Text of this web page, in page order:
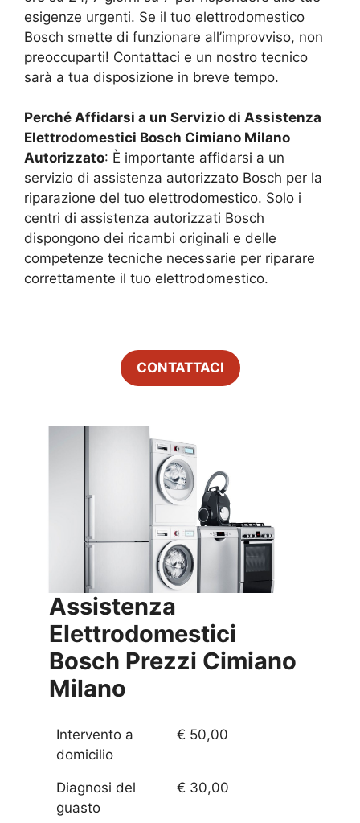
esigenze urgenti. Se il tuo elettrodomestico
Bosch smette di funzionare all’improvviso, non
preoccuparti! Contattaci e un nostro tecnico
sarà a tua disposizione in breve tempo.
Perché Affidarsi a un Servizio di Assistenza
Elettrodomestici Bosch Cimiano Milano
Autorizzato: È importante affidarsi a un
servizio di assistenza autorizzato Bosch per la
riparazione del tuo elettrodomestico. Solo i
centri di assistenza autorizzati Bosch
dispongono dei ricambi originali e delle
competenze tecniche necessarie per riparare
correttamente il tuo elettrodomestico.
CONTATTACI
Assistenza
Elettrodomestici
Bosch Prezzi Cimiano
Milano
Intervento a
domicilio
€ 50,00
Diagnosi del
guasto
€ 30,00